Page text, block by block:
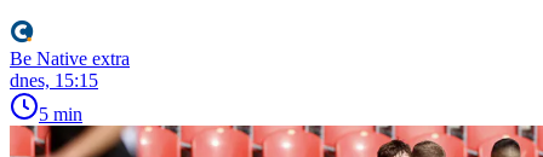
Be Native extra
dnes, 15:15
5 min